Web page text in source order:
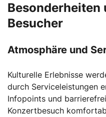
Besonderheiten
Besucher
Atmosphäre und
Kulturelle Erlebnisse
durch Serviceleistungen
Infopoints und
Konzertbesuch